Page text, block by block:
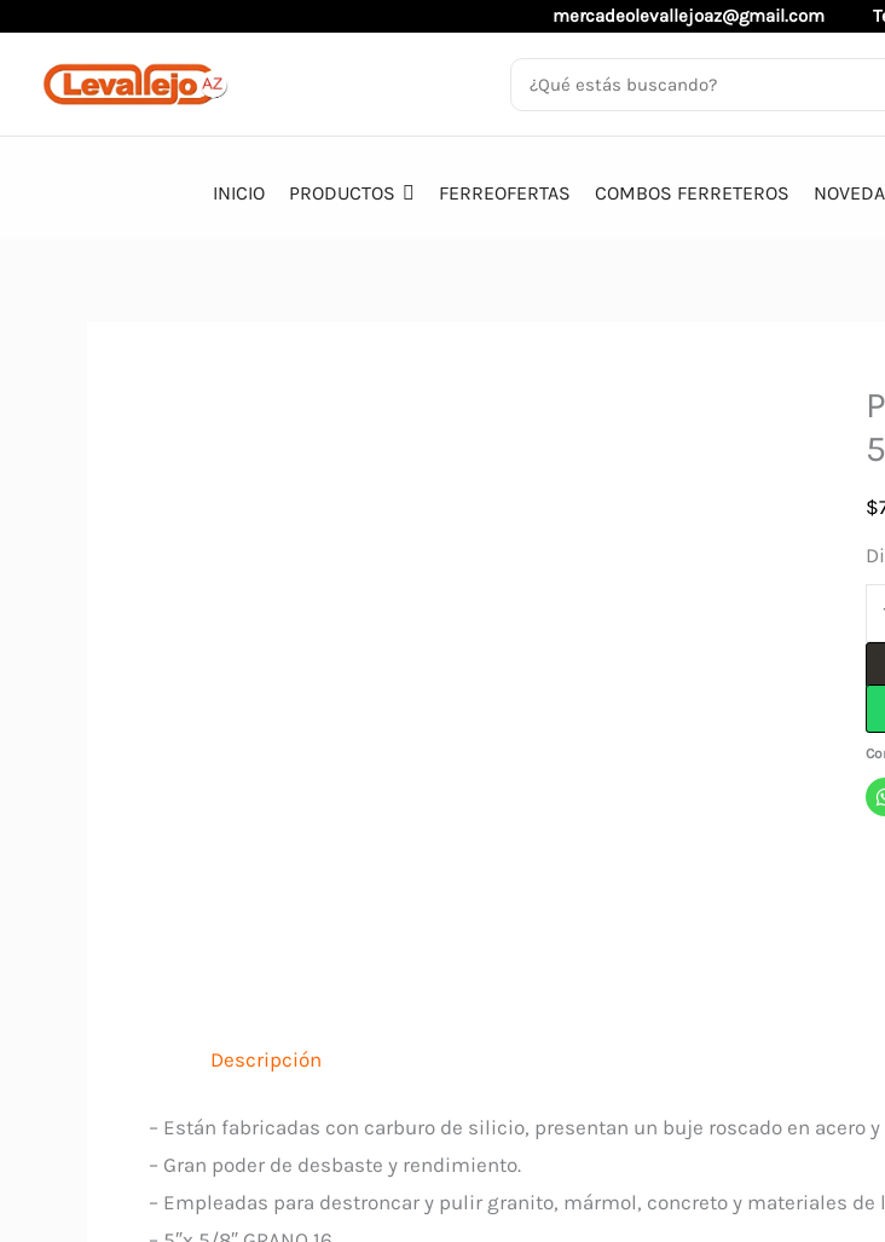
contenido
mercadeolevallejoaz@gmail.com
INICIO PRODUCTOS FERREOFERTAS COMBOS FERRETEROS
$
Descripción
– Están fabricadas con carburo de silicio, presentan un buje roscado en acero
– Gran poder de desbaste y rendimiento.
– Empleadas para destroncar y pulir granito, mármol, concreto y materiales